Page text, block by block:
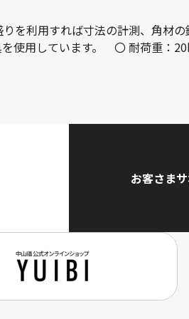
を利用すれば寸法の計測、角材
使用しています。 〇 耐荷重：
お客さま